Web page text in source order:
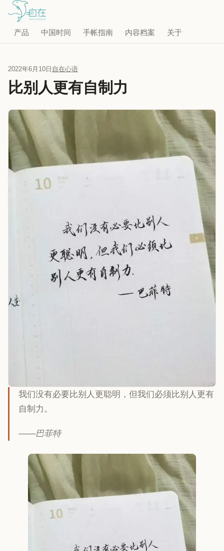
产品 中国时间 手帐指南 内容档案 关于
2022年6月10日 自在心语
比别人更有自制力
我们没有必要比别人更聪明，但我们必须比别人更有
自制力。
——巴菲特